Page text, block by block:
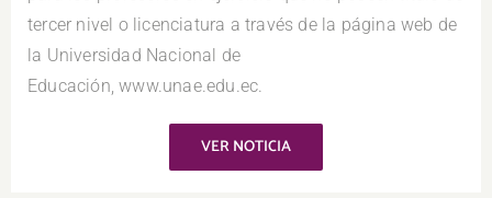
tercer nivel o licenciatura a través de la página web de
la Universidad Nacional de
Educación, www.unae.edu.ec.
VER NOTICIA